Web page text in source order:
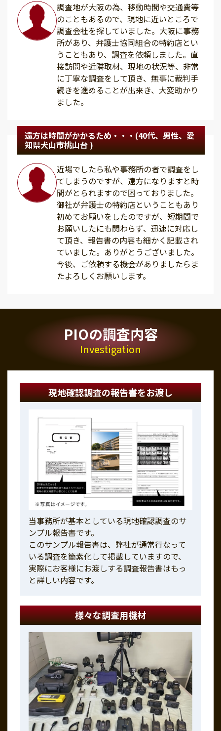
調査地が大阪の為、移動時間や交通費等
のこともあるので、現地に近いところで
調査会社を探していました。大阪に事務
所があり、弁護士協同組合の特約店とい
うこともあり、調査を依頼しました。直
接訪問や近隣取材、現地の状況等、非常
に丁寧な調査をして頂き、無事に裁判手
続きを進めることが出来き、大変助かり
ました。
遠方は時間がかかるため・・・(40代、男性、愛
知県犬山市桃山台 )
近場でしたら私や事務所の者で調査をし
てしまうのですが、遠方になりますと時
間がとられますので困っておりました。
御社が弁護士の特約店ということもあり
初めてお願いをしたのですが、短期間で
お願いしたにも関わらず、迅速に対応し
て頂き、報告書の内容も細かく記載され
ていました。ありがとうございました。
今後、ご依頼する機会がありましたらま
たよろしくお願いします。
PIOの調査内容
Investigation
現地確認調査の報告書をお渡し
当事務所が基本としている現地確認調査のサ
ンプル報告書です。
このサンプル報告書は、弊社が通常行なって
いる調査を簡素化して掲載していますので、
実際にお客様にお渡しする調査報告書はもっ
と詳しい内容です。
様々な調査用機材